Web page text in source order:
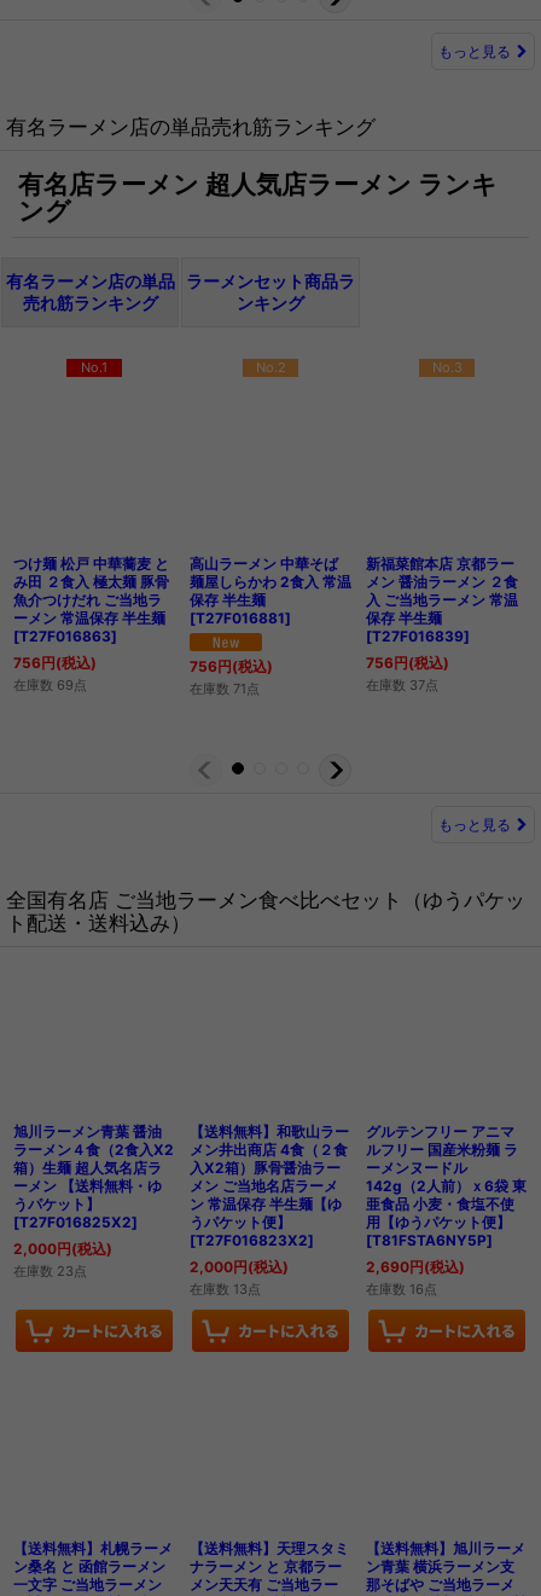
もっと見る
有名ラーメン店の単品売れ筋ランキング
有名店ラーメン 超人気店ラーメン ランキ
ング
有名ラーメン店の単品
売れ筋ランキング
ラーメンセット商品ラ
ンキング
No.1
つけ麺 松戸 中華蕎麦 と
み田 ２食入 極太麺 豚骨
魚介つけだれ ご当地ラ
ーメン 常温保存 半生麺
[T27F016863]
756 円(税込)
在庫数 69点
No.2
高山ラーメン 中華そば
麺屋しらかわ 2食入 常温
保存 半生麺
[T27F016881]
756円(税込)
在庫数 71点
No.3
新福菜館本店 京都ラー
メン 醤油ラーメン ２食
入 ご当地ラーメン 常温
保存 半生麺
[T27F016839]
756 円(税込)
在庫数 37点
もっと見る
全国有名店 ご当地ラーメン食べ比べセット（ゆうパケッ
ト配送・送料込み）
旭川ラーメン青葉 醤油
ラーメン４食（2食入X2
箱）生麺 超人気名店ラ
ーメン 【送料無料・ゆ
うパケット】
[T27F016825X2]
2,000円(税込)
在庫数 23点
【送料無料】和歌山ラー
メン井出商店 4食（２食
入X2箱）豚骨醤油ラー
メン ご当地名店ラーメ
ン 常温保存 半生麺【ゆ
うパケット便】
[T27F016823X2]
2,000円(税込)
在庫数 13点
グルテンフリー アニマ
ルフリー 国産米粉麺 ラ
ーメンヌードル
142g（2人前）ｘ6袋 東
亜食品 小麦・食塩不使
用【ゆうパケット便】
[T81FSTA6NY5P]
2,690円(税込)
在庫数 16点
【送料無料】札幌ラーメ
ン桑名 と 函館ラーメン
一文字 ご当地ラーメン
【送料無料】天理スタミ
ナラーメン と 京都ラー
メン天天有 ご当地ラー
【送料無料】旭川ラーメ
ン青葉 横浜ラーメン支
那そばや ご当地ラーメ